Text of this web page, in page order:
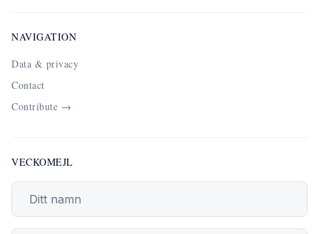
NAVIGATION
Data & privacy
Contact
Contribute →
VECKOMEJL